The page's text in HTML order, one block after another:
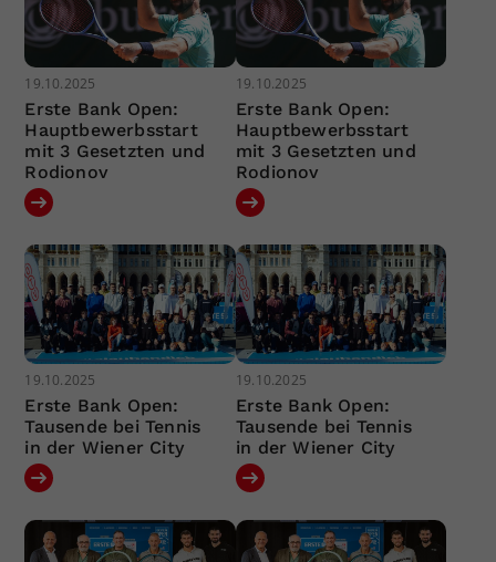
19.10.2025
Erste Bank Open:
Hauptbewerbsstart
mit 3 Gesetzten und
Rodionov
19.10.2025
Erste Bank Open:
Hauptbewerbsstart
mit 3 Gesetzten und
Rodionov
19.10.2025
Erste Bank Open:
Tausende bei Tennis
in der Wiener City
19.10.2025
Erste Bank Open:
Tausende bei Tennis
in der Wiener City